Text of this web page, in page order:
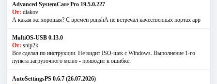
Advanced SystemCare Pro 19.5.0.227
От: diakov
А какая же хорошая? С времен punshА не встречал качественных портах app
MultiOS-USB 0.13.0
От: snip2k
Все сделал по инструкции. Не видит ISO-шек с Windows. Выполнение 1-го
пункта загрузочного меню - приводит к ошибке.
AutoSettingsPS 0.6.7 (26.07.2026)